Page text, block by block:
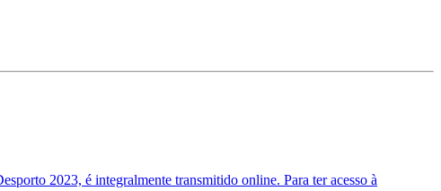
2023, é integralmente transmitido online. Para ter acesso à